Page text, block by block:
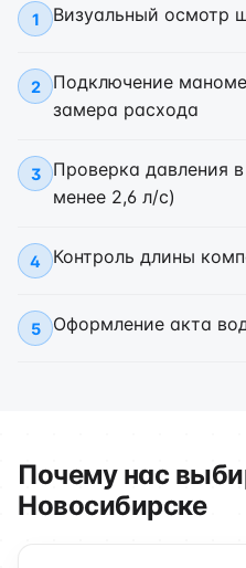
1 Визуальный осмотр
2
Подключение
замера расхода
3
Проверка давления
менее 2,6 л/с)
4 Контроль длины
5 Оформление акта
Почему нас
Новосибирске